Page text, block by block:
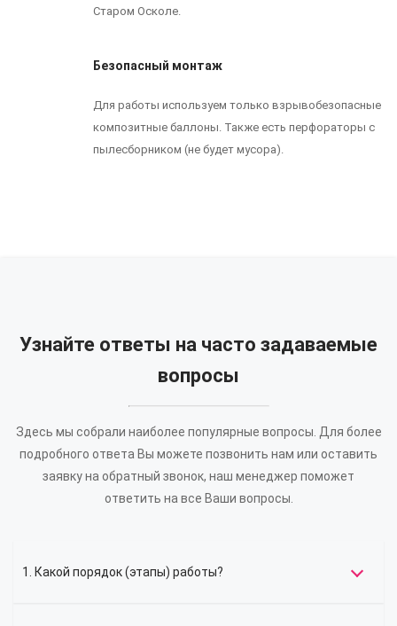
Старом Осколе.
Безопасный монтаж
Для работы используем только взрывобезопасные
композитные баллоны. Также есть перфораторы с
пылесборником (не будет мусора).
Узнайте ответы на часто задаваемые
вопросы
Здесь мы собрали наиболее популярные вопросы. Для более
подробного ответа Вы можете позвонить нам или оставить
заявку на обратный звонок, наш менеджер поможет
ответить на все Ваши вопросы.
1. Какой порядок (этапы) работы?